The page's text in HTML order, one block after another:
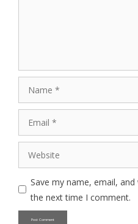
Save my name, email,
the next time I comment.